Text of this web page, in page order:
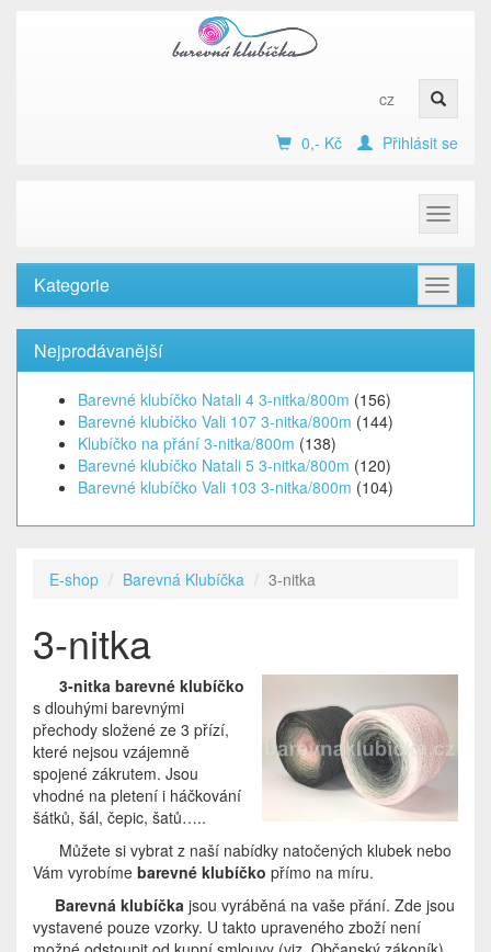
cz
0,- Kč Přihlásit se
Toggle
Toggle
Kategorie
Nejprodávanější
Barevné klubíčko Natali 4 3-nitka/800m (156)
Barevné klubíčko Vali 107 3-nitka/800m (144)
Klubíčko na přání 3-nitka/800m (138)
Barevné klubíčko Natali 5 3-nitka/800m (120)
Barevné klubíčko Vali 103 3-nitka/800m (104)
E-shop Barevná Klubíčka 3-nitka
3-nitka
3-nitka barevné klubíčko
s dlouhými barevnými
přechody složené ze 3 přízí,
které nejsou vzájemně
spojené zákrutem. Jsou
vhodné na pletení i háčkování
šátků, šál, čepic, šatů…..
Můžete si vybrat z naší nabídky natočených klubek nebo
Vám vyrobíme barevné klubíčko přímo na míru.
Barevná klubíčka jsou vyráběná na vaše přání. Zde jsou
vystavené pouze vzorky. U takto upraveného zboží není